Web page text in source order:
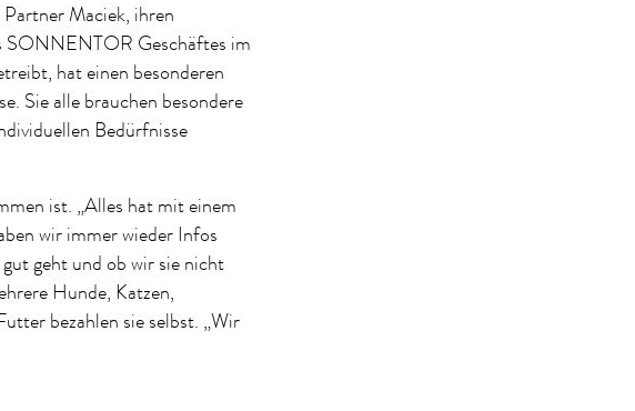
Maciek, ihren
SONNENTOR Geschäftes im
hat einen besonderen
Sie alle brauchen besondere
Bedürfnisse
ist. „Alles hat mit einem
wir immer wieder Infos
geht und ob wir sie nicht
Hunde, Katzen,
bezahlen sie selbst. „Wir